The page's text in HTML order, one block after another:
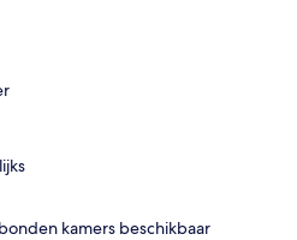
kamers beschikbaar